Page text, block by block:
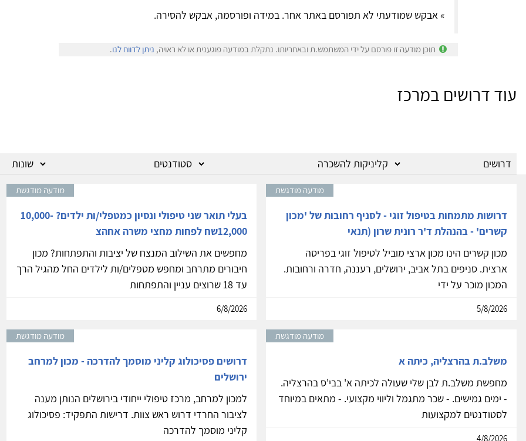
» אבקש שמודעתי לא תפורסם באתר אחר. במידה ופורסמה, אבקש להסירה.
תוכן מודעה זו פורסם על ידי המשתמש.ת ובאחריותו. נתקלת במודעה פוגענית או לא ראויה, ניתן לדווח לנו.
עוד דרושים במרכז
מודעה מודגשת
דרושות מתמחות בטיפול זוגי - לסניף רחובות של 'מכון
קשרים' - בהנהלת ד'ר רונית שרון (תנאי
מכון קשרים הינו מכון ארצי מוביל לטיפול זוגי בפריסה
ארצית. סניפים בתל אביב, ירושלים, רעננה, חדרה ורחובות.
המכון מוכר על ידי
5/8/2026
מודעה מודגשת
בעלי תואר שני טיפולי ונסיון כמטפלי/ות ילדים? 10,000-
12,000שח לפחות מחצי משרה אחהצ
מחפשים את השילוב המנצח של יציבות והתפתחות? מכון
חיבורים מתרחב ומחפש מטפלים/ות לילדים החל מהגיל הרך
עד 18 שרוצים עניין והתפתחות
6/8/2026
מודעה מודגשת
משלב.ת בהרצליה, כיתה א
מחפשת משלב.ת לבן שלי שעולה לכיתה א' בבי'ס בהרצליה.
- ימים גמישים. - שכר מתגמל וליווי מקצועי. - מתאים במיוחד
לסטודנטים למקצועות
4/8/2026
מודעה מודגשת
דרושים פסיכולוג קליני מוסמך להדרכה - מכון למרחב
ירושלים
למכון למרחב, מרכז טיפולי ייחודי בירושלים הנותן מענה
לציבור החרדי דרוש ראש צוות. דרישות התפקיד: פסיכולוג
קליני מוסמך להדרכה